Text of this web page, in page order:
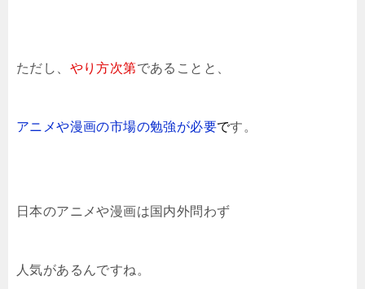
ただし、 やり方次第であることと、
アニメや漫画の市場の勉強が必要です。
日本のアニメや漫画は国内外問わず
人気があるんですね。